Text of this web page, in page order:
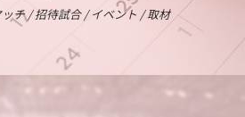
チ / 招待試合 / イベント / 取材